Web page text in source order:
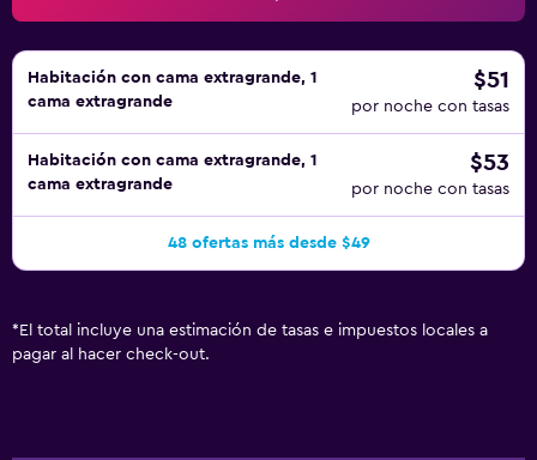
este hotel incluyen gimnasio y piscina al aire libre de
temporada. Se pueden practicar las actividades de ocio y
esparcimiento que se indican más abajo en las
instalaciones o cerca del alojamiento (es posible que se
aplique un recargo).
Habitación con cama extragrande, 1
cama extragrande
$51
por noche con tasas
Habitación con cama extragrande, 1
cama extragrande
$53
por noche con tasas
48 ofertas más desde $49
* El total incluye una estimación de tasas e impuestos locales a
pagar al hacer check-out.